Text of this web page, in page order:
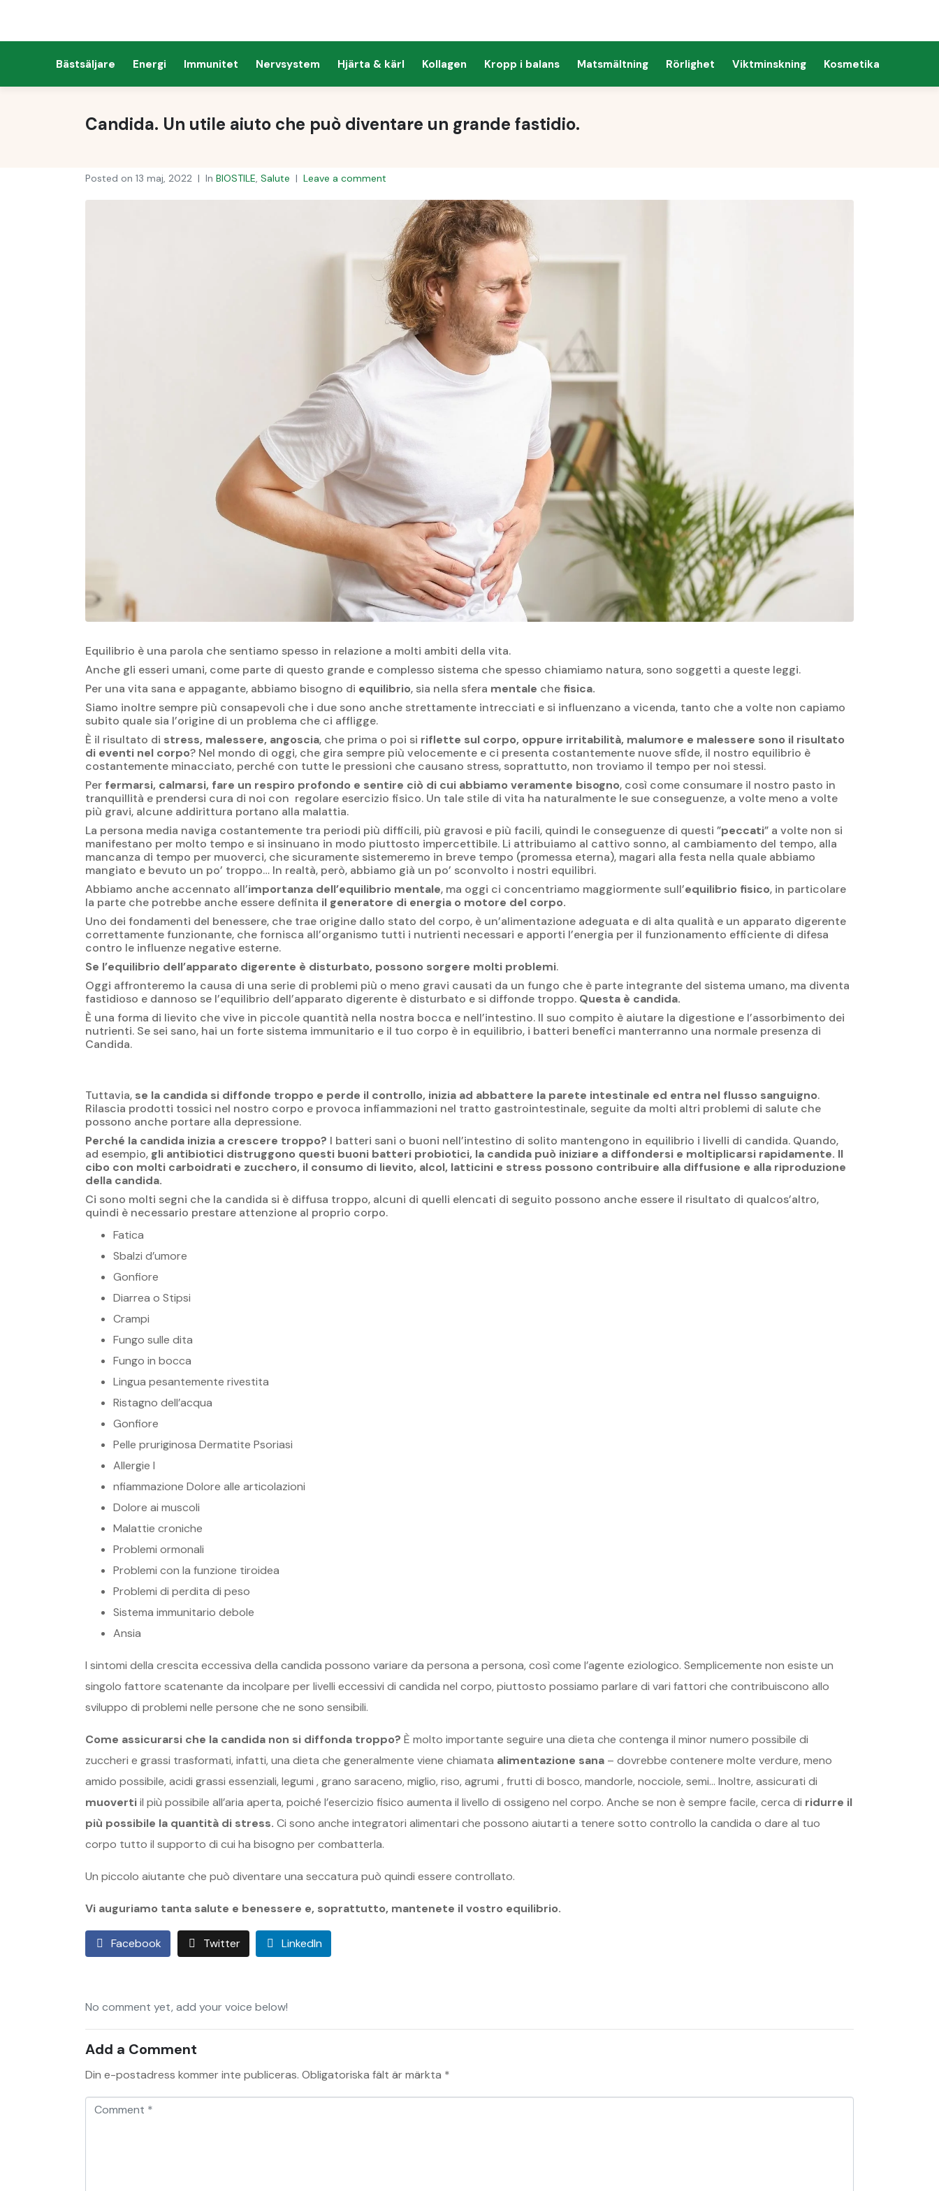
Bästsäljare Energi Immunitet Nervsystem Hjärta & kärl Kollagen Kropp i balans Matsmältning Rörlighet Viktminskning Kosmetika
Candida. Un utile aiuto che può diventare un grande fastidio.
Posted on 13 maj, 2022 In BIOSTILE, Salute Leave a comment
Equilibrio è una parola che sentiamo spesso in relazione a molti ambiti della vita.
Anche gli esseri umani, come parte di questo grande e complesso sistema che spesso chiamiamo natura, sono soggetti a queste leggi.
Per una vita sana e appagante, abbiamo bisogno di equilibrio, sia nella sfera mentale che fisica.
Siamo inoltre sempre più consapevoli che i due sono anche strettamente intrecciati e si influenzano a vicenda, tanto che a volte non capiamo
subito quale sia l’origine di un problema che ci affligge.
È il risultato di stress, malessere, angoscia, che prima o poi si riflette sul corpo, oppure irritabilità, malumore e malessere sono il risultato
di eventi nel corpo? Nel mondo di oggi, che gira sempre più velocemente e ci presenta costantemente nuove sfide, il nostro equilibrio è
costantemente minacciato, perché con tutte le pressioni che causano stress, soprattutto, non troviamo il tempo per noi stessi.
Per fermarsi, calmarsi, fare un respiro profondo e sentire ciò di cui abbiamo veramente bisogno, così come consumare il nostro pasto in
tranquillità e prendersi cura di noi con regolare esercizio fisico. Un tale stile di vita ha naturalmente le sue conseguenze, a volte meno a volte
più gravi, alcune addirittura portano alla malattia.
La persona media naviga costantemente tra periodi più difficili, più gravosi e più facili, quindi le conseguenze di questi ”peccati” a volte non si
manifestano per molto tempo e si insinuano in modo piuttosto impercettibile. Li attribuiamo al cattivo sonno, al cambiamento del tempo, alla
mancanza di tempo per muoverci, che sicuramente sistemeremo in breve tempo (promessa eterna), magari alla festa nella quale abbiamo
mangiato e bevuto un po’ troppo… In realtà, però, abbiamo già un po’ sconvolto i nostri equilibri.
Abbiamo anche accennato all’importanza dell’equilibrio mentale, ma oggi ci concentriamo maggiormente sull’equilibrio fisico, in particolare
la parte che potrebbe anche essere definita il generatore di energia o motore del corpo.
Uno dei fondamenti del benessere, che trae origine dallo stato del corpo, è un’alimentazione adeguata e di alta qualità e un apparato digerente
correttamente funzionante, che fornisca all’organismo tutti i nutrienti necessari e apporti l’energia per il funzionamento efficiente di difesa
contro le influenze negative esterne.
Se l’equilibrio dell’apparato digerente è disturbato, possono sorgere molti problemi.
Oggi affronteremo la causa di una serie di problemi più o meno gravi causati da un fungo che è parte integrante del sistema umano, ma diventa
fastidioso e dannoso se l’equilibrio dell’apparato digerente è disturbato e si diffonde troppo. Questa è candida.
È una forma di lievito che vive in piccole quantità nella nostra bocca e nell’intestino. Il suo compito è aiutare la digestione e l’assorbimento dei
nutrienti. Se sei sano, hai un forte sistema immunitario e il tuo corpo è in equilibrio, i batteri benefici manterranno una normale presenza di
Candida.
Tuttavia, se la candida si diffonde troppo e perde il controllo, inizia ad abbattere la parete intestinale ed entra nel flusso sanguigno.
Rilascia prodotti tossici nel nostro corpo e provoca infiammazioni nel tratto gastrointestinale, seguite da molti altri problemi di salute che
possono anche portare alla depressione.
Perché la candida inizia a crescere troppo? I batteri sani o buoni nell’intestino di solito mantengono in equilibrio i livelli di candida. Quando,
ad esempio, gli antibiotici distruggono questi buoni batteri probiotici, la candida può iniziare a diffondersi e moltiplicarsi rapidamente. Il
cibo con molti carboidrati e zucchero, il consumo di lievito, alcol, latticini e stress possono contribuire alla diffusione e alla riproduzione
della candida.
Ci sono molti segni che la candida si è diffusa troppo, alcuni di quelli elencati di seguito possono anche essere il risultato di qualcos’altro,
quindi è necessario prestare attenzione al proprio corpo.
Fatica
Sbalzi d’umore
Gonfiore
Diarrea o Stipsi
Crampi
Fungo sulle dita
Fungo in bocca
Lingua pesantemente rivestita
Ristagno dell’acqua
Gonfiore
Pelle pruriginosa Dermatite Psoriasi
Allergie I
nfiammazione Dolore alle articolazioni
Dolore ai muscoli
Malattie croniche
Problemi ormonali
Problemi con la funzione tiroidea
Problemi di perdita di peso
Sistema immunitario debole
Ansia
I sintomi della crescita eccessiva della candida possono variare da persona a persona, così come l’agente eziologico. Semplicemente non esiste un
singolo fattore scatenante da incolpare per livelli eccessivi di candida nel corpo, piuttosto possiamo parlare di vari fattori che contribuiscono allo
sviluppo di problemi nelle persone che ne sono sensibili.
Come assicurarsi che la candida non si diffonda troppo? È molto importante seguire una dieta che contenga il minor numero possibile di
zuccheri e grassi trasformati, infatti, una dieta che generalmente viene chiamata alimentazione sana – dovrebbe contenere molte verdure, meno
amido possibile, acidi grassi essenziali, legumi , grano saraceno, miglio, riso, agrumi , frutti di bosco, mandorle, nocciole, semi… Inoltre, assicurati di
muovertiil ​​più possibile all’aria aperta, poiché l’esercizio fisico aumenta il livello di ossigeno nel corpo. Anche se non è sempre facile, cerca di ridurre il
più possibile la quantità di stress. Ci sono anche integratori alimentari che possono aiutarti a tenere sotto controllo la candida o dare al tuo
corpo tutto il supporto di cui ha bisogno per combatterla.
Un piccolo aiutante che può diventare una seccatura può quindi essere controllato.
Vi auguriamo tanta salute e benessere e, soprattutto, mantenete il vostro equilibrio.
Facebook Twitter LinkedIn
No comment yet, add your voice below!
Add a Comment
Din e-postadress kommer inte publiceras. Obligatoriska fält är märkta *